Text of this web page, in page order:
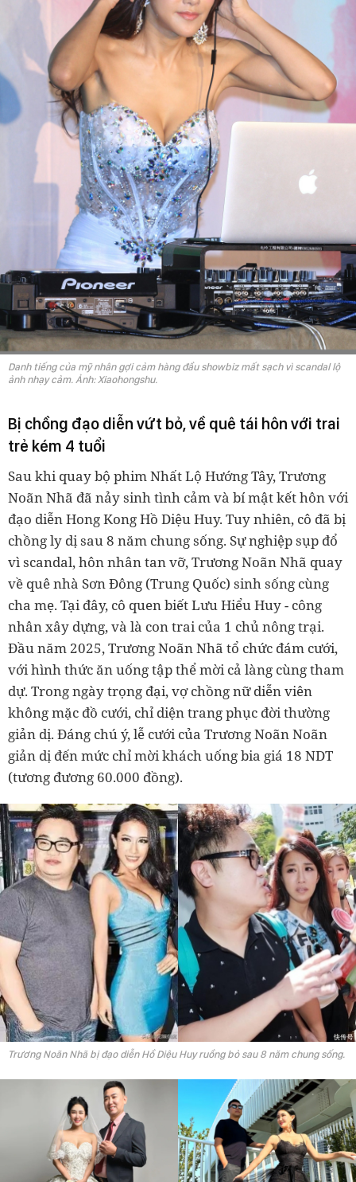
Danh tiếng của mỹ nhân gợi cảm hàng đầu showbiz mất sạch vì scandal lộ
ảnh nhạy cảm. Ảnh: Xiaohongshu.
Bị chồng đạo diễn vứt bỏ, về quê tái hôn với trai
trẻ kém 4 tuổi
Sau khi quay bộ phim Nhất Lộ Hướng Tây, Trương
Noãn Nhã đã nảy sinh tình cảm và bí mật kết hôn với
đạo diễn Hong Kong Hồ Diệu Huy. Tuy nhiên, cô đã bị
chồng ly dị sau 8 năm chung sống. Sự nghiệp sụp đổ
vì scandal, hôn nhân tan vỡ, Trương Noãn Nhã quay
về quê nhà Sơn Đông (Trung Quốc) sinh sống cùng
cha mẹ. Tại đây, cô quen biết Lưu Hiểu Huy - công
nhân xây dựng, và là con trai của 1 chủ nông trại.
Đầu năm 2025, Trương Noãn Nhã tổ chức đám cưới,
với hình thức ăn uống tập thể mời cả làng cùng tham
dự. Trong ngày trọng đại, vợ chồng nữ diễn viên
không mặc đồ cưới, chỉ diện trang phục đời thường
giản dị. Đáng chú ý, lễ cưới của Trương Noãn Noãn
giản dị đến mức chỉ mời khách uống bia giá 18 NDT
(tương đương 60.000 đồng).
Trương Noãn Nhã bị đạo diễn Hồ Diệu Huy ruồng bỏ sau 8 năm chung sống.